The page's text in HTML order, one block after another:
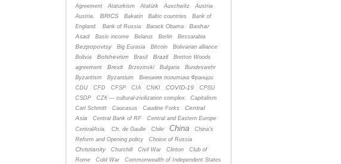
Agreement
Ataturkism Atatürk Auschwitz
Austria
Austria.
BRICS Bakatin Baltic countries
Bank of
England.
Bank of Russia Barack Obama
Bashar
Asad
Basic income Belarus Berlin Bessarabia
Bezpopovtsy Big Eurasia Bitcoin
Bolivarian alliance
Bolivia
Bolshevism Brasil Brazil
Bretton Woods
agreement
Brexit Brzezinski Bulgaria
Bundeswehr
Byzantism
Byzantium
Bнешняя политика Франции
CDU
CFD CFSP CIA CNKI COVID-19
CPSU
CSDP
CZК — cultural-zivilization complex
Capitalism
Carl Schmitt
Caucasus Caudine Forks
Central
Asia
Central Bank of RF
Central and Eastern Europe
CentralAsia.
Ch. de Gaulle Chile China
China's
Reform and Opening policy
Choice of Russia
Christianity Churchill Civil War Clinton
Club of
Rome
Cold War
Commonwealth of Independent States